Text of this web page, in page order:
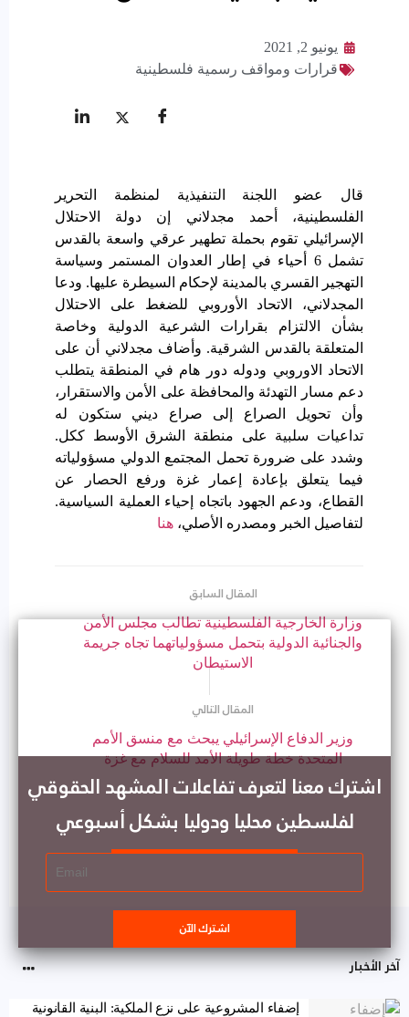
يونيو 2, 2021
قرارات ومواقف رسمية فلسطينية
قال عضو اللجنة التنفيذية لمنظمة التحرير
الفلسطينية، أحمد مجدلاني إن دولة الاحتلال
الإسرائيلي تقوم بحملة تطهير عرقي واسعة بالقدس
تشمل 6 أحياء في إطار العدوان المستمر وسياسة
التهجير القسري بالمدينة لإحكام السيطرة عليها. ودعا
المجدلاني، الاتحاد الأوروبي للضغط على الاحتلال
بشأن الالتزام بقرارات الشرعية الدولية وخاصة
المتعلقة بالقدس الشرقية. وأضاف مجدلاني أن على
الاتحاد الاوروبي ودوله دور هام في المنطقة يتطلب
دعم مسار التهدئة والمحافظة على الأمن والاستقرار،
وأن تحويل الصراع إلى صراع ديني ستكون له
تداعيات سلبية على منطقة الشرق الأوسط ككل.
وشدد على ضرورة تحمل المجتمع الدولي مسؤولياته
فيما يتعلق بإعادة إعمار غزة ورفع الحصار عن
القطاع، ودعم الجهود باتجاه إحياء العملية السياسية.
لتفاصيل الخبر ومصدره الأصلي، هنا
وزارة الخارجية الفلسطينية تطالب مجلس الأمن
والجنائية الدولية بتحمل مسؤولياتهما تجاه جريمة
الاستيطان
وزير الدفاع الإسرائيلي يبحث مع منسق الأمم
المتحدة خطة طويلة الأمد للسلام مع غزة
آخر الأخبار
إضفاء المشروعية على نزع الملكية: البنية القانونية
اشترك معنا لتعرف تفاعلات المشهد الحقوقي
لفلسطين محليا ودوليا بشكل أسبوعي